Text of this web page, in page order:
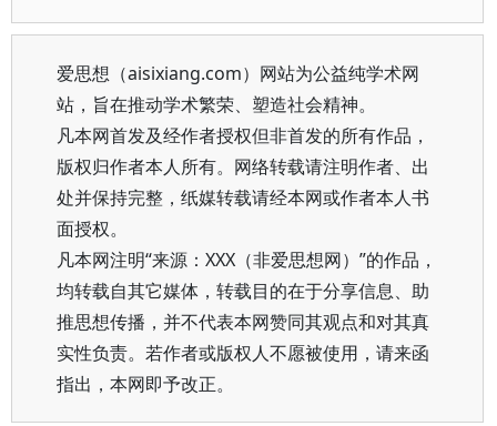
爱思想（aisixiang.com）网站为公益纯学术网
站，旨在推动学术繁荣、塑造社会精神。
凡本网首发及经作者授权但非首发的所有作品，
版权归作者本人所有。网络转载请注明作者、出
处并保持完整，纸媒转载请经本网或作者本人书
面授权。
凡本网注明“来源：XXX（非爱思想网）”的作品，
均转载自其它媒体，转载目的在于分享信息、助
推思想传播，并不代表本网赞同其观点和对其真
实性负责。若作者或版权人不愿被使用，请来函
指出，本网即予改正。